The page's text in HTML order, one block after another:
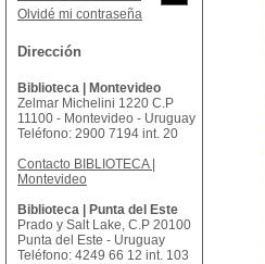
Olvidé mi contraseña
Dirección
Biblioteca | Montevideo
Zelmar Michelini 1220 C.P
11100 - Montevideo - Uruguay
Teléfono: 2900 7194 int. 20
Contacto BIBLIOTECA |
Montevideo
Biblioteca | Punta del Este
Prado y Salt Lake, C.P 20100
Punta del Este - Uruguay
Teléfono: 4249 66 12 int. 103